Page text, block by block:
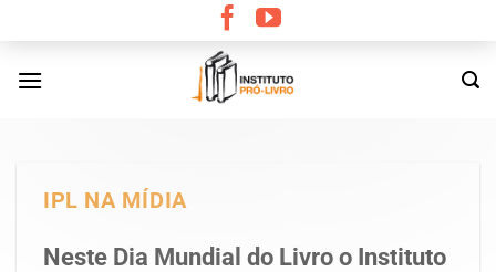
content
IPL NA MÍDIA
Neste Dia Mundial do Livro o Instituto